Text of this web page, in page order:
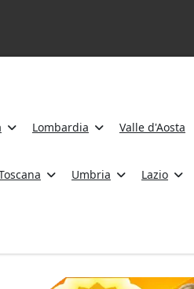
Lombardia Valle d'Aosta
Umbria Lazio